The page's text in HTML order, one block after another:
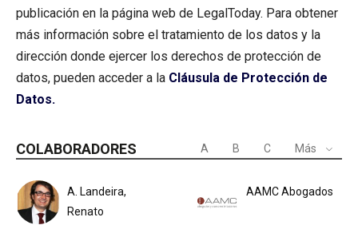
publicación en la página web de LegalToday. Para obtener
más información sobre el tratamiento de los datos y la
dirección donde ejercer los derechos de protección de
datos, pueden acceder a la Cláusula de Protección de
Datos.
COLABORADORES A B C Más
A. Landeira,
Renato
AAMC Abogados